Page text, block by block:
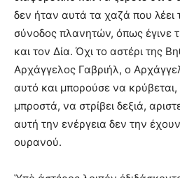
δεν ήταν αυτά τα χαζά που λέει
σύνοδος πλανητών, όπως έγινε
και τον Δία. Όχι το αστέρι της
Αρχάγγελος Γαβριήλ, ο
αυτό και μπορούσε να
μπροστά, να στρίβει δεξιά,
αυτή την ενέργεια δεν την
ουρανού.